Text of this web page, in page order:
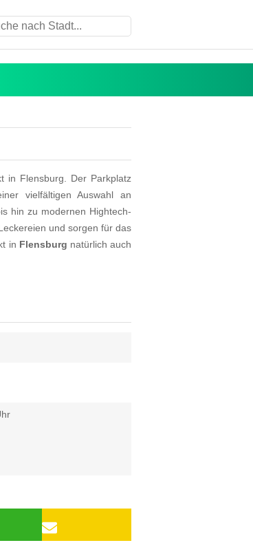
in Flensburg. Der Parkplatz
vielfältigen Auswahl an
hin zu modernen Hightech-
und sorgen für das
in Flensburg natürlich auch